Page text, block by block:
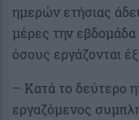
ημερών ετήσιας
μέρες την
όσους εργάζονται
– Κατά το δεύτερο
εργαζόμενος